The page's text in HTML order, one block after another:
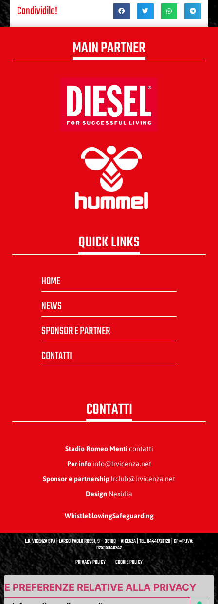
Condividilo!
MAIN PARTNER
QUICK LINKS
HOME
NEWS
SPONSOR E PARTNER
CONTATTI
CONTATTI
Stadio Romeo Menti contatti
Per infoinfo@lrvicenza.net
Sponsor e partnership lrclub@lrvicenza.net
Design Nexidia
WhistleblowingSafeguarding
L.R. VICENZA SPA | LARGO PAOLO ROSSI, 9 – 36100 – VICENZA | TEL. 04441720128 | CF = P.IVA:
02555940242
PRIVACY POLICY
COOKIE POLICY
PREFERENZE RELATIVE ALLA PRIVACY